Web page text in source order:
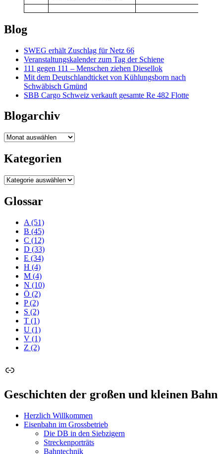
Blog
SWEG erhält Zuschlag für Netz 66
Veranstaltungskalender zum Tag der Schiene
111 gegen 111 – Menschen ziehen Diesellok
Mit dem Deutschlandticket von Kühlungsborn nach
Schwäbisch Gmünd
SBB Cargo Schweiz verkauft gesamte Re 482 Flotte
Blogarchiv
Blogarchiv
Kategorien
Kategorien
Glossar
A (51)
B (45)
C (12)
D (33)
E (34)
H (4)
M (4)
N (10)
Ö (2)
P(2)
S (2)
T (1)
U (1)
V (1)
Z (2)
Link
Geschichten der großen und kleinen Bahn
Herzlich Willkommen
Eisenbahn im Grossbetrieb
Die DB in den Siebzigern
Streckenporträts
Bahntechnik